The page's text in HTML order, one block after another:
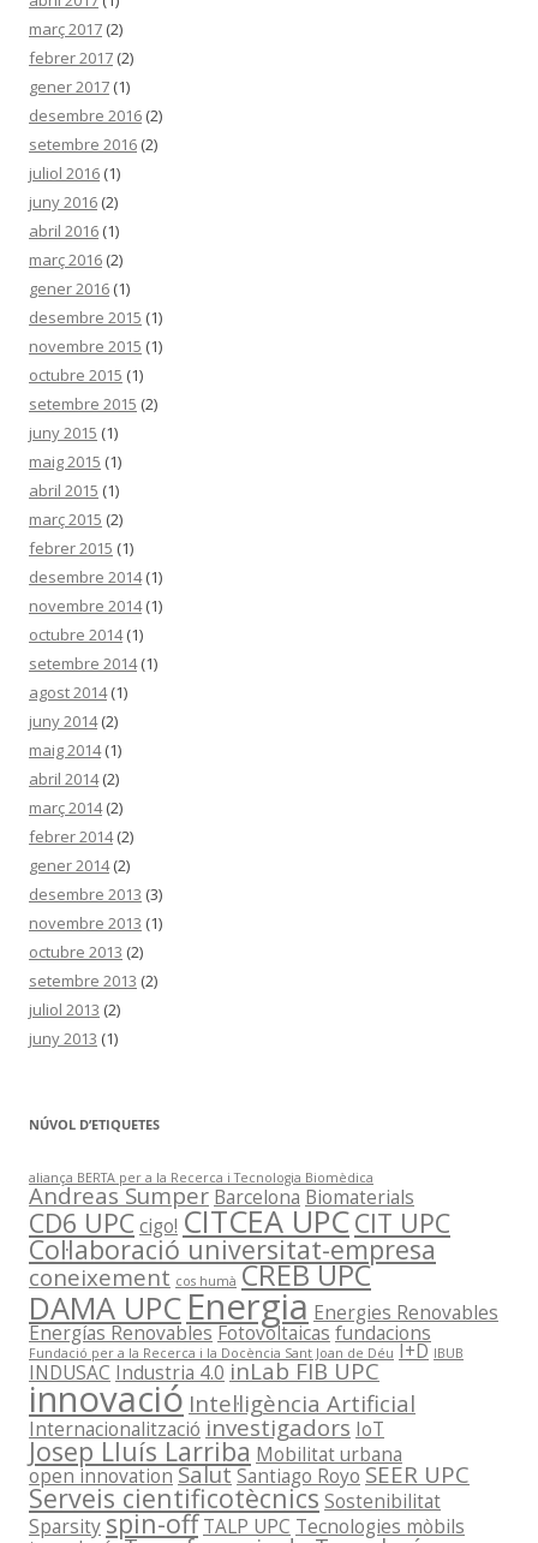
març 2017 (2)
febrer 2017 (2)
gener 2017 (1)
desembre 2016 (2)
setembre 2016 (2)
juliol 2016 (1)
juny 2016 (2)
abril 2016 (1)
març 2016 (2)
gener 2016 (1)
desembre 2015 (1)
novembre 2015 (1)
octubre 2015 (1)
setembre 2015 (2)
juny 2015 (1)
maig 2015 (1)
abril 2015 (1)
març 2015 (2)
febrer 2015 (1)
desembre 2014(1)
novembre 2014(1)
octubre 2014(1)
setembre 2014(1)
agost 2014(1)
juny 2014(2)
maig 2014(1)
abril 2014(2)
març 2014(2)
febrer 2014(2)
gener 2014(2)
desembre 2013 (3)
novembre 2013 (1)
octubre 2013 (2)
setembre 2013 (2)
juliol 2013 (2)
juny 2013 (1)
NÚVOL D’ETIQUETES
aliança BERTA per a la Recerca i Tecnologia Biomèdica
Andreas Sumper Barcelona Biomaterials
CD6 UPCcigo! CITCEA UPCCIT UPC
Col·laboració universitat-empresa
coneixement cos humà CREB UPC
DAMA UPC Energia Energies Renovables
Energías RenovablesFotovoltaicas fundacions
Fundació per a la Recerca i la Docència Sant Joan de Déu I+D IBUB
INDUSAC Industria 4.0 inLab FIB UPC
innovació Intel·ligència Artificial
Internacionalització investigadors IoT
Josep Lluís Larriba Mobilitat urbana
open innovation SalutSantiago Royo SEER UPC
Serveis cientificotècnics Sostenibilitat
Sparsityspin-off TALP UPC Tecnologies mòbils